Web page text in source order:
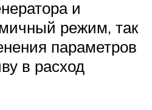
и
режим, так
параметров
в расход